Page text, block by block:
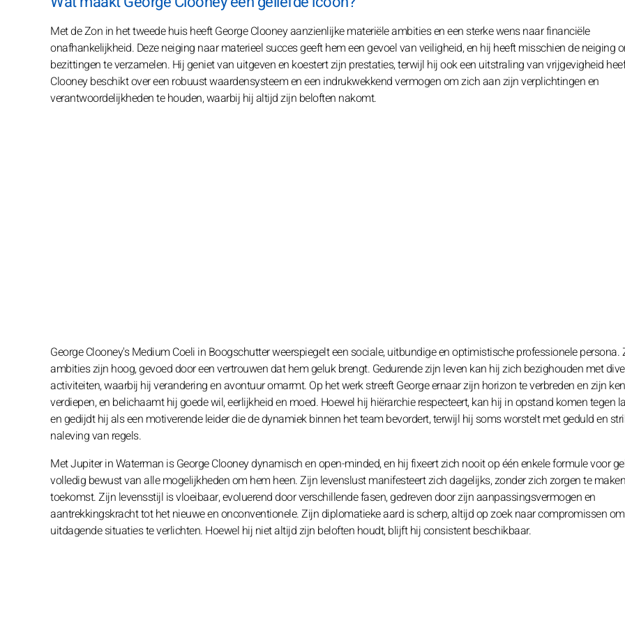
Met de Zon in het tweede huis heeft George Clooney aanzienlijke materiële ambities en een sterke wens naar financiële
onafhankelijkheid. Deze neiging naar materieel succes geeft hem een gevoel van veiligheid, en hij heeft misschien de neiging
bezittingen te verzamelen. Hij geniet van uitgeven en koestert zijn prestaties, terwijl hij ook een uitstraling van vrijgevigheid
Clooney beschikt over een robuust waardensysteem en een indrukwekkend vermogen om zich aan zijn verplichtingen en
verantwoordelijkheden te houden, waarbij hij altijd zijn beloften nakomt.
George Clooney's Medium Coeli in Boogschutter weerspiegelt een sociale, uitbundige en optimistische professionele persona.
ambities zijn hoog, gevoed door een vertrouwen dat hem geluk brengt. Gedurende zijn leven kan hij zich bezighouden met
activiteiten, waarbij hij verandering en avontuur omarmt. Op het werk streeft George ernaar zijn horizon te verbreden en zijn
verdiepen, en belichaamt hij goede wil, eerlijkheid en moed. Hoewel hij hiërarchie respecteert, kan hij in opstand komen tegen
en gedijdt hij als een motiverende leider die de dynamiek binnen het team bevordert, terwijl hij soms worstelt met geduld en
naleving van regels.
Met Jupiter in Waterman is George Clooney dynamisch en open-minded, en hij fixeert zich nooit op één enkele formule voor
volledig bewust van alle mogelijkheden om hem heen. Zijn levenslust manifesteert zich dagelijks, zonder zich zorgen te
toekomst. Zijn levensstijl is vloeibaar, evoluerend door verschillende fasen, gedreven door zijn aanpassingsvermogen en
aantrekkingskracht tot het nieuwe en onconventionele. Zijn diplomatieke aard is scherp, altijd op zoek naar compromissen om
uitdagende situaties te verlichten. Hoewel hij niet altijd zijn beloften houdt, blijft hij consistent beschikbaar.